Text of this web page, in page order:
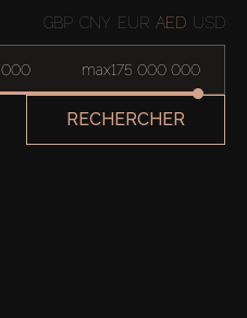
GBP CNY EUR AED USD
max
RECHERCHER